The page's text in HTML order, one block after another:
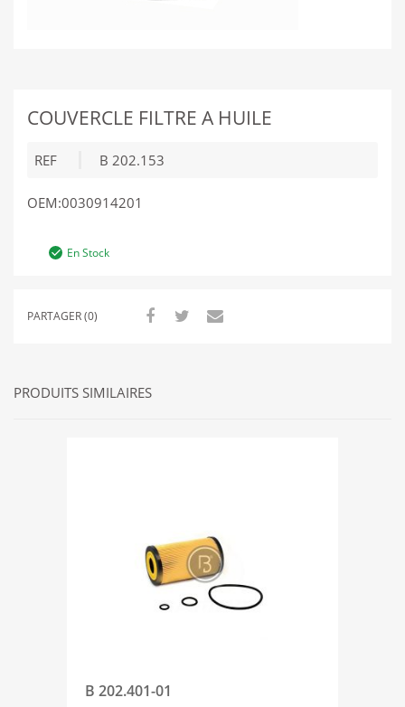
COUVERCLE FILTRE A HUILE
REF B 202.153
OEM:0030914201
En Stock
PARTAGER (0)
PRODUITS SIMILAIRES
B 202.401-01